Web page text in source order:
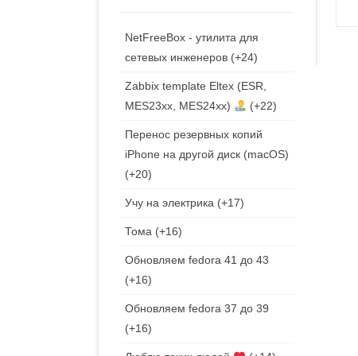
NetFreeBox - утилита для
сетевых инженеров +24
Zabbix template Eltex (ESR,
MES23xx, MES24xx)
+22
Перенос резервных копий
iPhone на другой диск (macOS)
+20
Учу на электрика +17
Тома +16
Обновляем fedora 41 до 43
+16
Обновляем fedora 37 до 39
+16